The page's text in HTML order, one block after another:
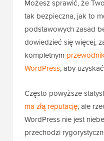
Możesz sprawić, że
tak bezpieczna, jak to
podstawowych zasad
dowiedzieć się więcej,
kompletnym
WordPress, aby
Często powyższe
ma złą reputację, ale
WordPress nie jest
przechodzi